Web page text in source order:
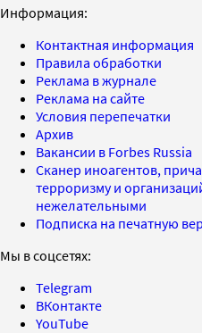
Информация:
Контактная информация
Правила обработки
Реклама в журнале
Реклама на сайте
Условия перепечатки
Архив
Вакансии в Forbes Russia
Сканер иноагентов,
терроризму и
нежелательными
Подписка на печатную
Мы в соцсетях:
Telegram
ВКонтакте
YouTube